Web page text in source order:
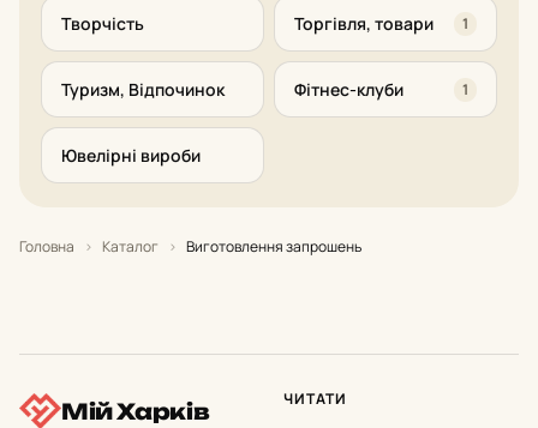
Творчість Торгівля, товари 1
Туризм, Відпочинок Фітнес-клуби 1
Ювелірні вироби
Головна › Каталог › Виготовлення запрошень
Мій Харків ЧИТАТИ